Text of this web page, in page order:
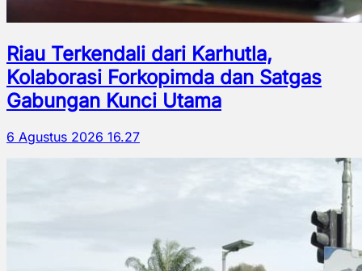
Riau Terkendali dari Karhutla,
Kolaborasi Forkopimda dan Satgas
Gabungan Kunci Utama
6 Agustus 2026 16.27